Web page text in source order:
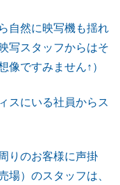
自然に映写機も揺れ
写スタッフからはそ
像ですみません↑）
スにいる社員からス
りのお客様に声掛
場）のスタッフは、